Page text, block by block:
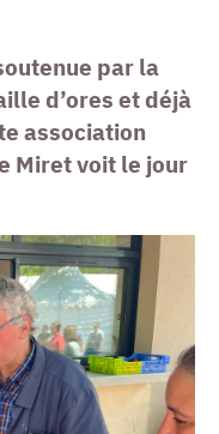
par la
d’ores et déjà
association
Miret voit le jour